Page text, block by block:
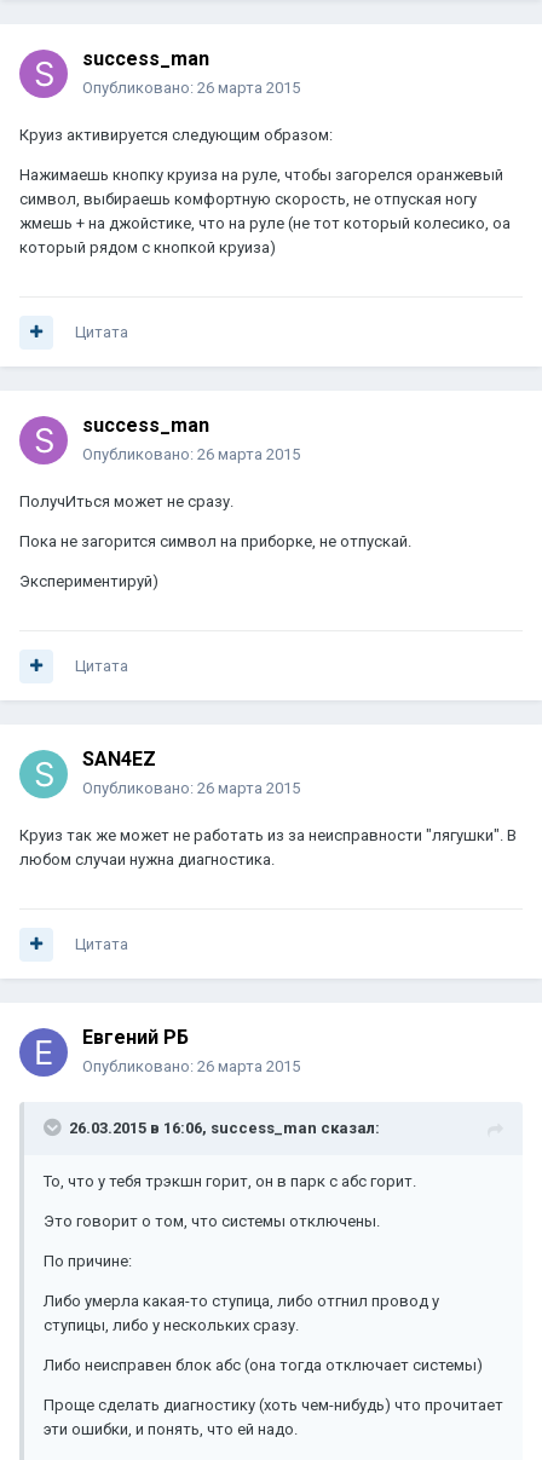
success_man
Опубликовано: 26 марта 2015
Круиз активируется следующим образом:
Нажимаешь кнопку круиза на руле, чтобы загорелся оранжевый
символ, выбираешь комфортную скорость, не отпуская ногу
жмешь + на джойстике, что на руле (не тот который колесико, оа
который рядом с кнопкой круиза)
Цитата
success_man
Опубликовано: 26 марта 2015
ПолучИться может не сразу.
Пока не загорится символ на приборке, не отпускай.
Экспериментируй)
Цитата
SAN4EZ
Опубликовано: 26 марта 2015
Круиз так же может не работать из за неисправности "лягушки". В
любом случаи нужна диагностика.
Цитата
Евгений РБ
Опубликовано: 26 марта 2015
26.03.2015 в 16:06, success_man сказал:
То, что у тебя трэкшн горит, он в парк с абс горит.
Это говорит о том, что системы отключены.
По причине:
Либо умерла какая-то ступица, либо отгнил провод у
ступицы, либо у нескольких сразу.
Либо неисправен блок абс (она тогда отключает системы)
Проще сделать диагностику (хоть чем-нибудь) что прочитает
эти ошибки, и понять, что ей надо.